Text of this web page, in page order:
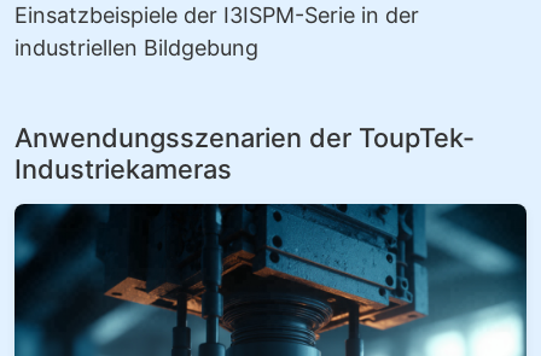
Einsatzbeispiele der I3ISPM-Serie in der
industriellen Bildgebung
Anwendungsszenarien der ToupTek-
Industriekameras